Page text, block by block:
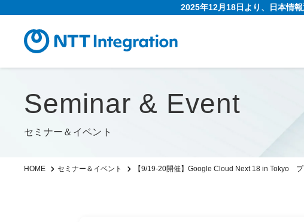
2025年12月18日より、日本情
Seminar & Event
セミナー＆イベント
HOME セミナー＆イベント 【9/19-20開催】Google Cloud Next 18 in Tokyo